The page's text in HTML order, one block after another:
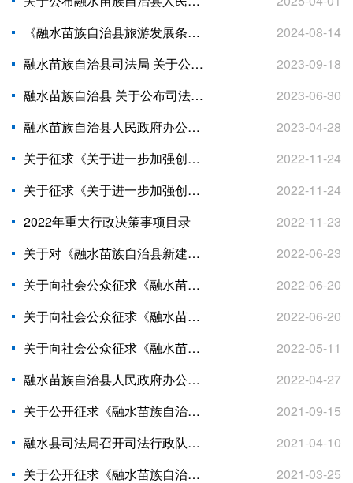
《融水苗族自治县旅游发展条例 （草案）》征求意见的公告
2024-08-14
融水苗族自治县司法局 关于公布涉及市场经济主体活动行政规范性 文件清理结果的公告
2023-09-18
融水苗族自治县 关于公布司法行政系统行政规范性文件清理 结果的公告
2023-06-30
融水苗族自治县人民政府办公室 关于公布融水苗族自治县人民政府2023年 重大行政决策事项目录的通知
2023-04-28
关于征求《关于进一步加强创业孵化基地建设和扶持工作的通知（征求意见稿）》意见的函
2022-11-24
关于征求《关于进一步加强创业孵化基地建设和扶持工作的通知（征求意见稿）》意见的函
2022-11-24
2022年重大行政决策事项目录
2022-11-23
关于对《融水苗族自治县新建住宅小区配套社区居家养老服务用房管理规定（征求意见稿）》征求意见的函
2022-06-23
关于向社会公众征求《融水苗族自治县自建房安全专项整治工作方案（征求意见稿）》意见的公告
2022-06-20
关于向社会公众征求《融水苗族自治县自建房安全专项整治工作方案（征求意见稿）》意见的公告
2022-06-20
关于向社会公众征求《融水苗族自治县建设工程禁止现场搅拌混凝土及砂浆的通知（征求意见稿）》意见的公告
2022-05-11
融水苗族自治县人民政府办公室 关于公布融水苗族自治县人民政府2022年 重大行政决策事项目录的通知
2022-04-27
关于公开征求《融水苗族自治县农村土地承包经营权确权登记管理办法（试行、征求意见稿）》意见和建议的公告
2021-09-15
融水县司法局召开司法行政队伍教育整顿征求意见座谈会
2021-04-10
关于公开征求《融水苗族自治县加快文化旅游 产业高质量发展奖励办法（征求意见稿）》 意见和建议的公告
2021-03-25